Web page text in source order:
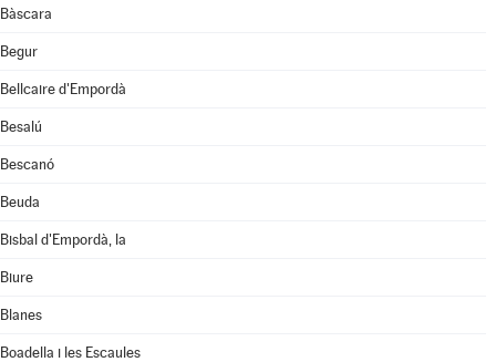
Bàscara
Begur
Bellcaire d'Empordà
Besalú
Bescanó
Beuda
Bisbal d'Empordà, la
Biure
Blanes
Boadella i les Escaules